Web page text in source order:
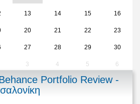
13 14 15 16
20 21 22 23
27 28 29 30
3 4 5 6
Portfolio Review -